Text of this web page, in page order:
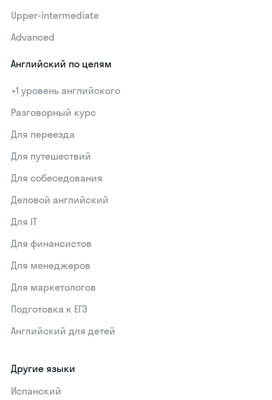
Upper-intermediate
Advanced
Английский по целям
+1 уровень английского
Разговорный курс
Для переезда
Для путешествий
Для собеседования
Деловой английский
Для IT
Для финансистов
Для менеджеров
Для маркетологов
Подготовка к ЕГЭ
Английский для детей
Другие языки
Испанский